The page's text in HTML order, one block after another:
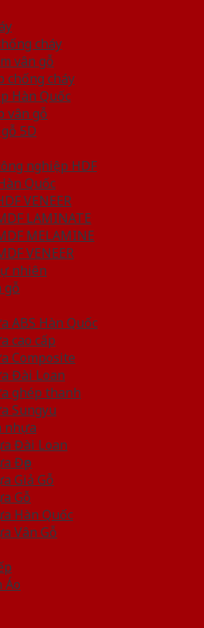
cháy
vân gỗ
chống cháy
Hàn Quốc
vân gỗ
5D
nghiệp HDF
Quốc
VENEER
LAMINATE
MELAMINE
VENEER
nhiên
gỗ
ABS Hàn Quốc
cao cấp
Composite
Đài Loan
ghép thanh
Sungyu
nhựa
Đài Loan
Đẹp
Giả Gỗ
Gỗ
Hàn Quốc
Vân Gỗ
Áo